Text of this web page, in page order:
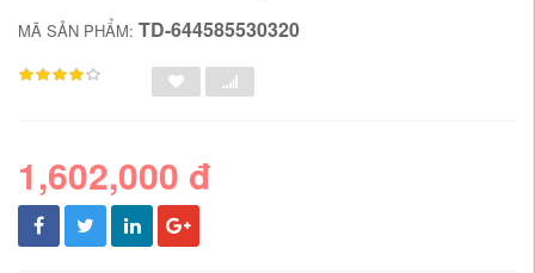
MÃ SẢN PHẨM: TD-644585530320
1,602,000 đ